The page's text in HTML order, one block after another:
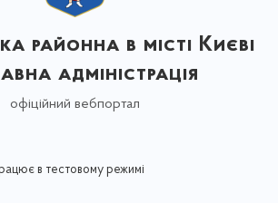
районна в місті Києві
адміністрація
офіційний вебпортал
в тестовому режимі